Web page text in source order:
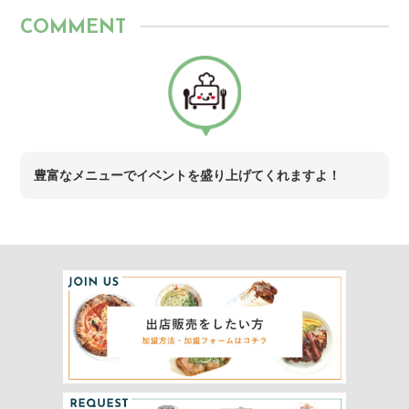
COMMENT
豊富なメニューでイベントを盛り上げてくれますよ！